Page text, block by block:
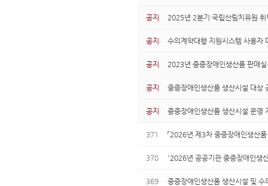
공지 2025년 2분기 국립산림치유원
공지 수의계약대행 지원시스템 사용자
공지 2023년 중증장애인생산품 판매
공지 중증장애인생산품 생산시설 대상
공지 중증장애인생산품 생산시설 운영
371 「2026년 제3차 중증장애인생산
370 '2026년 공공기관 중증장애인생
369 중증장애인생산품 생산시설 및